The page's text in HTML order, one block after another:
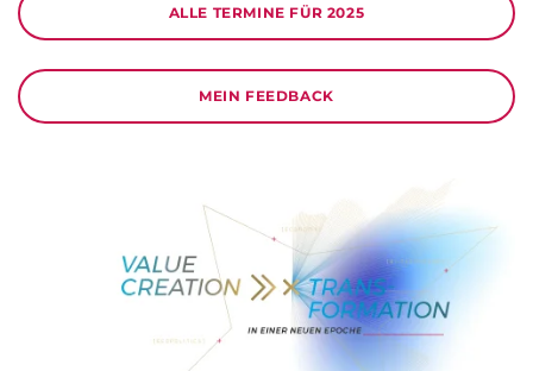
ALLE TERMINE FÜR 2025
MEIN FEEDBACK